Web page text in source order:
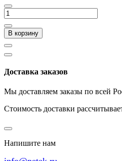
В корзину
Доставка заказов
Мы доставляем заказы по всей
Стоимость доставки
Напишите нам